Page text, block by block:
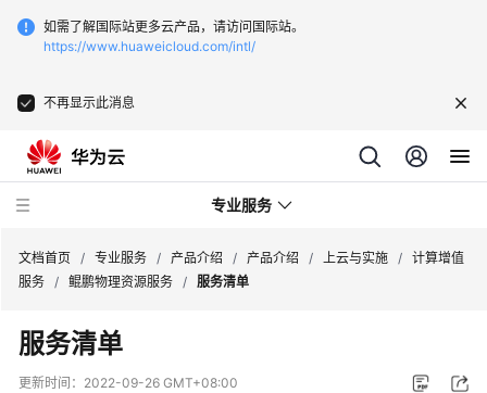
如需了解国际站更多云产品，请访问国际站。
https://www.huaweicloud.com/intl/
不再显示此消息
专业服务
服
务
公
文档首页 / 专业服务 / 产品介绍 / 产品介绍 / 上云与实施 / 计算增值
服务 / 鲲鹏物理资源服务 / 服务清单
服务清单
更新时间： 2022-09-26 GMT+08:00